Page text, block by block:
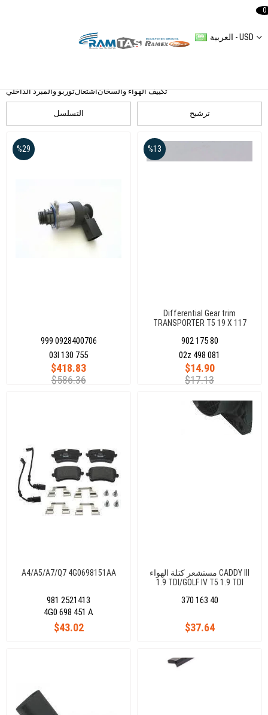
العربية - USD
0
توربو والمبرد الداخلياشتعالتكييف الهواء والسخان
ترشيح التسلسل
999 0928400706
$418.83
$586.36
%29
03l 130 755
Differential Gear trim
TRANSPORTER T5 19 X 117
902 175 80
$14.90
$17.13
%13
02z 498 081
A4/A5/A7/Q7 4G0698151AA
981 2521413
$43.02
4G0 698 451 A
مستشعر كتلة الهواء CADDY III
1.9 TDI/GOLF IV T5 1.9 TDI
370 163 40
$37.64